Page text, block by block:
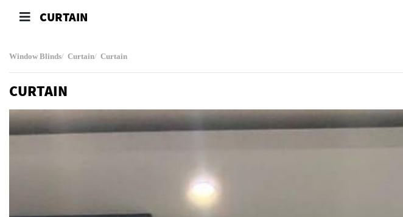
CURTAIN
Window Blinds Curtain Curtain
CURTAIN